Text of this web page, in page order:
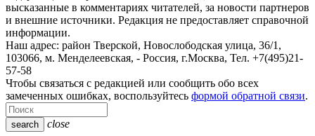
высказанные в комментариях читателей, за новости партнеров
и внешние источники. Редакция не предоставляет справочной
информации.
Наш адрес: район Тверской, Новослободская улица, 36/1,
103066, м. Менделеевская, - Россия, г.Москва, Тел. +7(495)21-
57-58
Чтобы связаться с редакцией или сообщить обо всех
замеченных ошибках, воспользуйтесь формой обратной связи.
search close